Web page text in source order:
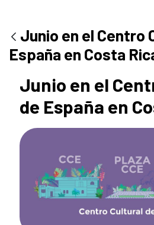
Junio en el Centro
España en Costa
Junio en el
de España en